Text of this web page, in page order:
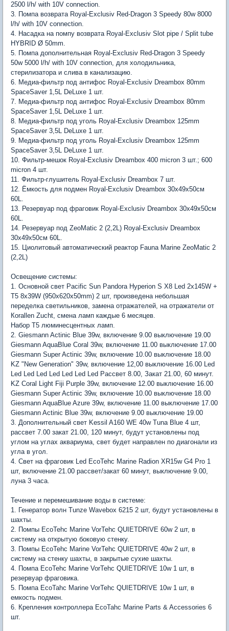
2500 l/h/ with 10V connection.
3. Помпа возврата Royal-Exclusiv Red-Dragon 3 Speedy 80w 8000
l/h/ with 10V connection.
4. Насадка на помпу возврата Royal-Exclusiv Slot pipe / Split tube
HYBRID Ø 50mm.
5. Помпа дополнительная Royal-Exclusiv Red-Dragon 3 Speedy
50w 5000 l/h/ with 10V connection, для холодильника,
стерилизатора и слива в канализацию.
6. Медиа-фильтр под антифос Royal-Exclusiv Dreambox 80mm
SpaceSaver 1,5L DeLuxe 1 шт.
7. Медиа-фильтр под антифос Royal-Exclusiv Dreambox 80mm
SpaceSaver 1,5L DeLuxe 1 шт.
8. Медиа-фильтр под уголь Royal-Exclusiv Dreambox 125mm
SpaceSaver 3,5L DeLuxe 1 шт.
9. Медиа-фильтр под уголь Royal-Exclusiv Dreambox 125mm
SpaceSaver 3,5L DeLuxe 1 шт.
10. Фильтр-мешок Royal-Exclusiv Dreambox 400 micron 3 шт.; 600
micron 4 шт.
11. Фильтр-глушитель Royal-Exclusiv Dreambox 7 шт.
12. Ёмкость для подмен Royal-Exclusiv Dreambox 30х49х50см
60L.
13. Резервуар под фраговик Royal-Exclusiv Dreambox 30х49х50см
60L.
14. Резервуар под ZeoMatic 2 (2,2L) Royal-Exclusiv Dreambox
30х49х50см 60L.
15. Циолитовый автоматический реактор Fauna Marine ZeoMatic 2
(2,2L)
Освещение системы:
1. Основной свет Pacific Sun Pandora Hyperion S X8 Led 2x145W +
T5 8x39W (950x620x50mm) 2 шт, произведена небольшая
переделка светильников, замена отражателей, на отражатели от
Кorallen Zucht, смена ламп каждые 6 месяцев.
Набор Т5 люминесцентных ламп.
2. Giesmann Actinic Blue 39w, включение 9.00 выключение 19.00
Giesmann AquaBlue Coral 39w, включение 11.00 выключение 17.00
Giesmann Super Actinic 39w, включение 10.00 выключение 18.00
KZ "New Generation" 39w, включение 12,00 выключение 16.00 Led
Led Led Led Led Led Led Led Рассвет 8.00, Закат 21.00, 60 минут.
KZ Coral Light Fiji Purple 39w, включение 12.00 выключение 16.00
Giesmann Super Actinic 39w, включение 10.00 выключение 18.00
Giesmann AquaBlue Azure 39w, включение 11.00 выключение 17.00
Giesmann Actinic Blue 39w, включение 9.00 выключение 19.00
3. Дополнительный свет Kessil A160 WE 40w Tuna Blue 4 шт,
рассвет 7.00 закат 21.00, 120 минут, будут установлены под
углом на углах аквариума, свет будет направлен по диагонали из
угла в угол.
4. Свет на фраговик Led EcoTehc Marine Radion XR15w G4 Pro 1
шт, включение 21.00 рассвет/закат 60 минут, выключение 9.00,
луна 3 часа.
Течение и перемешивание воды в системе:
1. Генератор волн Tunze Wavebox 6215 2 шт, будут установлены в
шахты.
2. Помпы EcoTehc Marine VorTehc QUIETDRIVE 60w 2 шт, в
систему на открытую боковую стенку.
3. Помпы EcoTehc Marine VorTehc QUIETDRIVE 40w 2 шт, в
систему на стенку шахты, в закрытые сухие шахты.
4. Помпа EcoTehc Marine VorTehc QUIETDRIVE 10w 1 шт, в
резервуар фраговика.
5. Помпа EcoTahc Marine VorTehc QUIETDRIVE 10w 1 шт, в
емкость подмен.
6. Крепления контроллера EcoTahc Marine Parts & Accessories 6
шт.